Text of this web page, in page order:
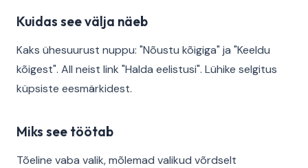
Kuidas see välja näeb
Kaks ühesuurust nuppu: "Nõustu kõigiga" ja "Keeldu
kõigest". All neist link "Halda eelistusi". Lühike selgitus
küpsiste eesmärkidest.
Miks see töötab
Tõeline vaba valik, mõlemad valikud võrdselt